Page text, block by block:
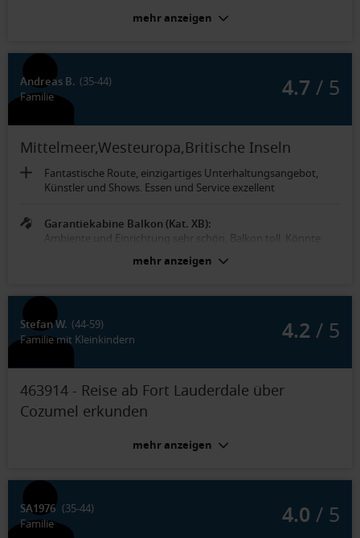
mehr anzeigen
Andreas B. (35-44)
Familie
4.7 / 5
Mittelmeer,Westeuropa,Britische Inseln
Fantastische Route, einzigartiges Unterhaltungsangebot,
Künstler und Shows. Essen und Service exzellent
Garantiekabine Balkon (Kat. XB):
Ambiente und Einrichtung sehr schön, Balkon toll. Könnte
mehr anzeigen
Stefan W. (44-59)
Familie mit Kleinkindern
4.2 / 5
463914 - Reise ab Fort Lauderdale über
Cozumel erkunden
mehr anzeigen
SA1976 (35-44)
Familie
4.0 / 5